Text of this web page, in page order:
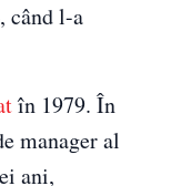
când l-a
în 1979. În
manager al
ani,